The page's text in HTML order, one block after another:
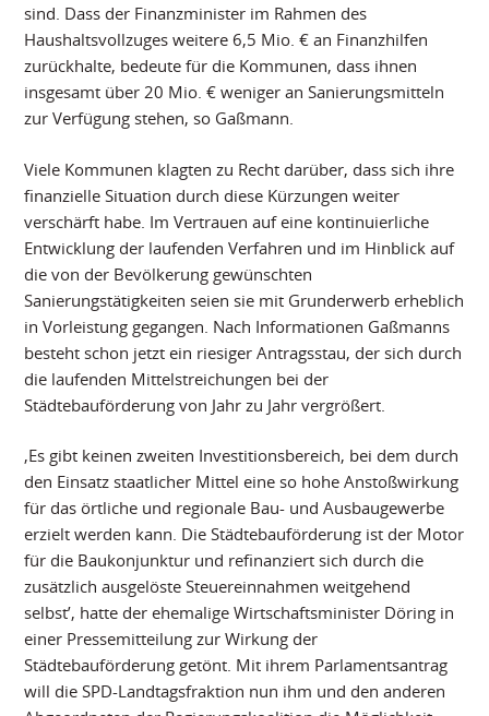
sind. Dass der Finanzminister im Rahmen des
Haushaltsvollzuges weitere 6,5 Mio. € an Finanzhilfen
zurückhalte, bedeute für die Kommunen, dass ihnen
insgesamt über 20 Mio. € weniger an Sanierungsmitteln
zur Verfügung stehen, so Gaßmann.
Viele Kommunen klagten zu Recht darüber, dass sich ihre
finanzielle Situation durch diese Kürzungen weiter
verschärft habe. Im Vertrauen auf eine kontinuierliche
Entwicklung der laufenden Verfahren und im Hinblick auf
die von der Bevölkerung gewünschten
Sanierungstätigkeiten seien sie mit Grunderwerb erheblich
in Vorleistung gegangen. Nach Informationen Gaßmanns
besteht schon jetzt ein riesiger Antragsstau, der sich durch
die laufenden Mittelstreichungen bei der
Städtebauförderung von Jahr zu Jahr vergrößert.
‚Es gibt keinen zweiten Investitionsbereich, bei dem durch
den Einsatz staatlicher Mittel eine so hohe Anstoßwirkung
für das örtliche und regionale Bau- und Ausbaugewerbe
erzielt werden kann. Die Städtebauförderung ist der Motor
für die Baukonjunktur und refinanziert sich durch die
zusätzlich ausgelöste Steuereinnahmen weitgehend
selbst’, hatte der ehemalige Wirtschaftsminister Döring in
einer Pressemitteilung zur Wirkung der
Städtebauförderung getönt. Mit ihrem Parlamentsantrag
will die SPD-Landtagsfraktion nun ihm und den anderen